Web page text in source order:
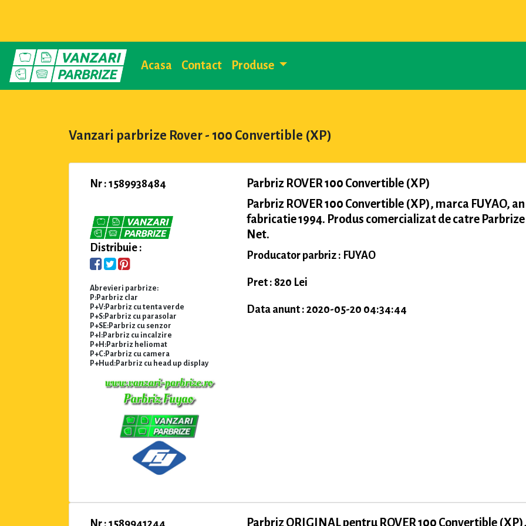
Acasa Contact Produse
Vanzari parbrize Rover - 100 Convertible (XP)
Nr : 1589938484
Distribuie :
Abrevieri parbrize:
P:Parbriz clar
P+V:Parbriz cu tenta verde
P+S:Parbriz cu parasolar
P+SE:Parbriz cu senzor
P+I:Parbriz cu incalzire
P+H:Parbriz heliomat
P+C:Parbriz cu camera
P+Hud:Parbriz cu head up display
Parbriz ROVER 100 Convertible (XP)
Parbriz ROVER 100 Convertible (XP), marca FUYAO, an
fabricatie 1994. Produs comercializat de catre Parbrize
Net.
Producator parbriz : FUYAO
Pret : 820 Lei
Data anunt : 2020-05-20 04:34:44
Parbriz ORIGINAL pentru ROVER 100 Convertible